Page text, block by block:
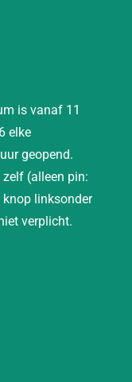
is vanaf 11
elke
geopend.
(alleen pin:
linksonder
verplicht.